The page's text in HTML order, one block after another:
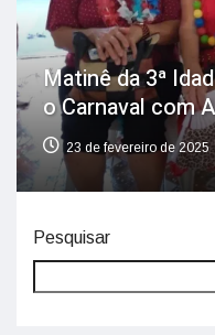
Matinê da 3ª
o Carnaval com
23 de fevereiro de 2025
Pesquisar